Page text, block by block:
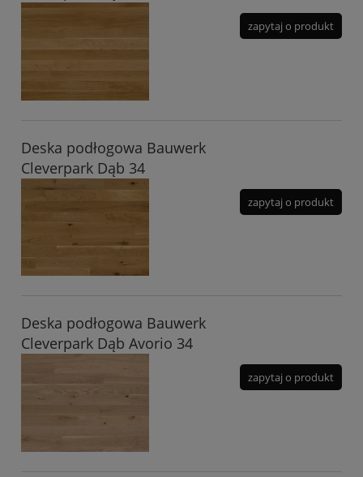
zapytaj o produkt
Deska podłogowa Bauwerk
Cleverpark Dąb 34
zapytaj o produkt
Deska podłogowa Bauwerk
Cleverpark Dąb Avorio 34
zapytaj o produkt